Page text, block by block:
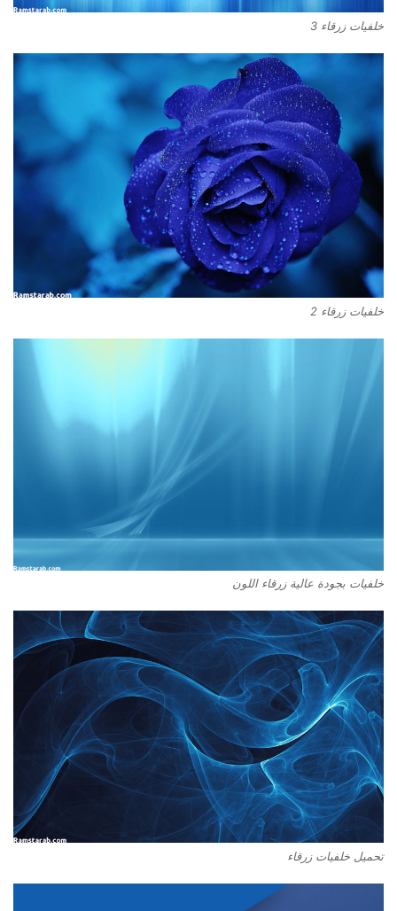
خلفيات زرقاء 3
خلفيات زرقاء 2
خلفيات بجودة عالية زرقاء اللون
تحميل خلفيات زرقاء